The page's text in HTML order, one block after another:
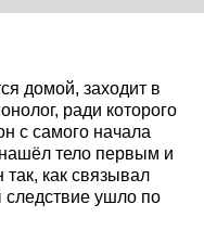
домой, заходит в
ради которого
с самого начала
тело первым и
как связывал
ушло по